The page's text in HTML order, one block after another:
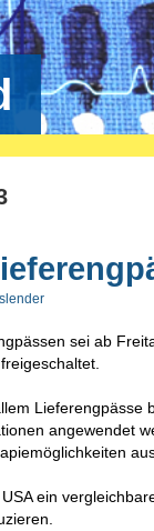
sei ab
Lieferengpässe
angewendet
ein